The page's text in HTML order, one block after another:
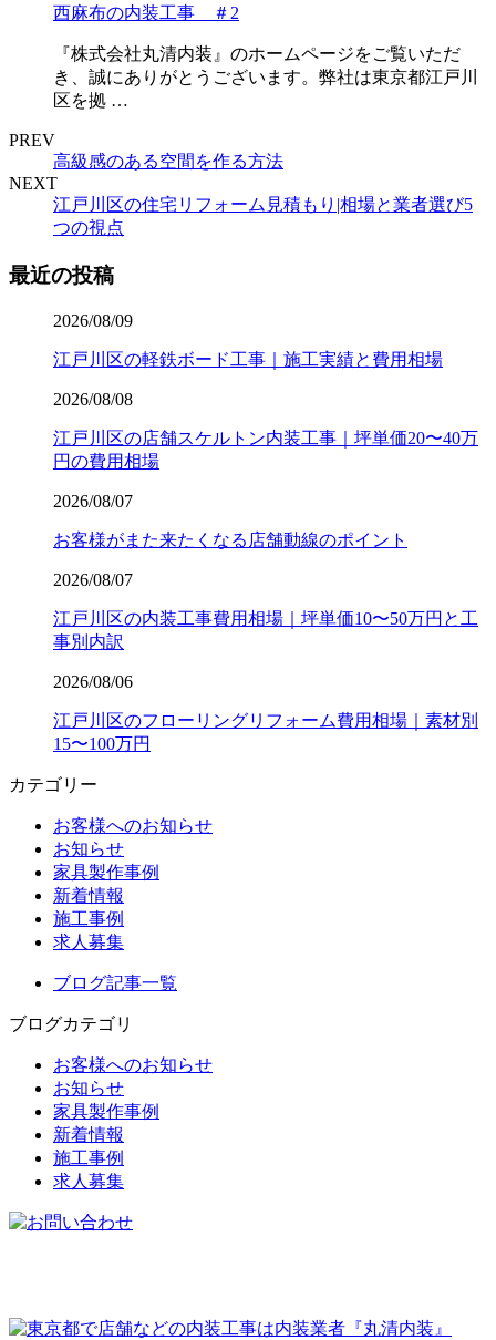
西麻布の内装工事 ＃2
『株式会社丸清内装』のホームページをご覧いただ
き、誠にありがとうございます。弊社は東京都江戸川
区を拠 …
PREV
高級感のある空間を作る方法
NEXT
江戸川区の住宅リフォーム見積もり|相場と業者選び5
つの視点
最近の投稿
2026/08/09
江戸川区の軽鉄ボード工事｜施工実績と費用相場
2026/08/08
江戸川区の店舗スケルトン内装工事｜坪単価20〜40万
円の費用相場
2026/08/07
お客様がまた来たくなる店舗動線のポイント
2026/08/07
江戸川区の内装工事費用相場｜坪単価10〜50万円と工
事別内訳
2026/08/06
江戸川区のフローリングリフォーム費用相場｜素材別
15〜100万円
カテゴリー
お客様へのお知らせ
お知らせ
家具製作事例
新着情報
施工事例
求人募集
ブログ記事一覧
ブログカテゴリ
お客様へのお知らせ
お知らせ
家具製作事例
新着情報
施工事例
求人募集